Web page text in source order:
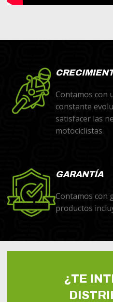
Contamos con
constante
satisfacer las
motociclistas.
GARANTÍA
Contamos con
productos
¿TE